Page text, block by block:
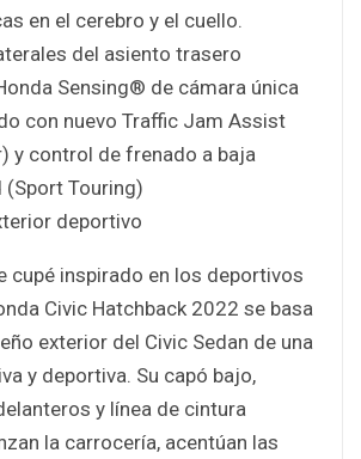
en el cerebro y el cuello.
del asiento trasero
Sensing® de cámara única
con nuevo Traffic Jam Assist
y control de frenado a baja
(Sport Touring)
deportivo
cupé inspirado en los deportivos
Civic Hatchback 2022 se basa
exterior del Civic Sedan de una
y deportiva. Su capó bajo,
y línea de cintura
la carrocería, acentúan las